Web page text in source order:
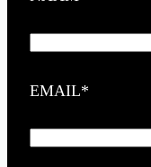
EMAIL*